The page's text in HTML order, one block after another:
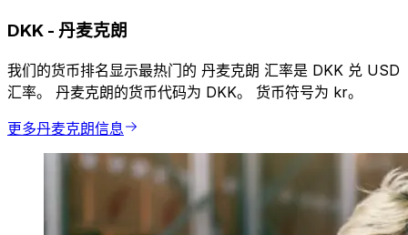
DKK - 丹麦克朗
我们的货币排名显示最热门的 丹麦克朗 汇率是 DKK 兑 USD
汇率。 丹麦克朗的货币代码为 DKK。 货币符号为 kr。
更多丹麦克朗信息